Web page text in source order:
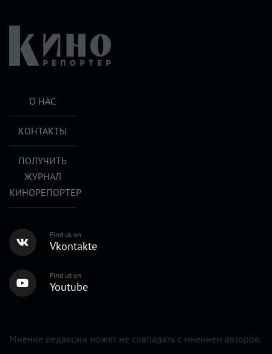
О НАС
КОНТАКТЫ
ПОЛУЧИТЬ
ЖУРНАЛ
КИНОРЕПОРТЕР
Find us on
Vkontakte
Find us on
Youtube
Мнение редакции может не совпадать с мнением авторов.